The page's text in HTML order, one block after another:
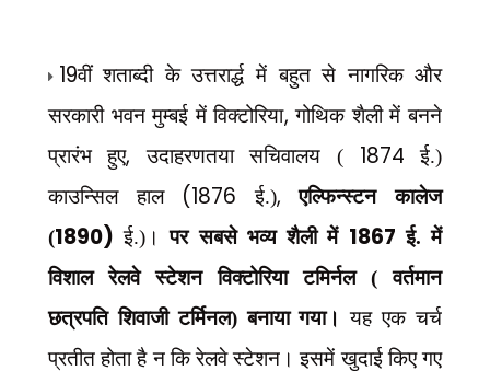
19वीं शताब्दी के उत्तरार्द्ध में बहुत से नागरिक और
सरकारी भवन मुम्बई में विक्टोरिया,गोथिक शैली में बनने
प्रारंभ हुए,उदाहरणतया सचिवालय ( 1874 ई.)
काउन्सिल हाल (1876 ई.),एल्फिन्स्टन कालेज
(1890) ई.)।पर सबसे भव्य शैली में 1867 ई. में
विशाल रेलवे स्टेशन विक्टोरिया टमिर्नल ( वर्तमान
छत्रपति शिवाजी टर्मिनल) बनाया गया।यह एक चर्च
प्रतीत होता है न कि रेलवे स्टेशन। इसमें खुदाई किए गए